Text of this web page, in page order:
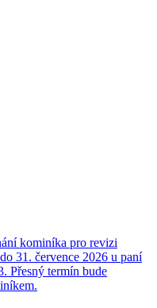
kominíka pro revizi
31. července 2026 u paní
Přesný termín bude